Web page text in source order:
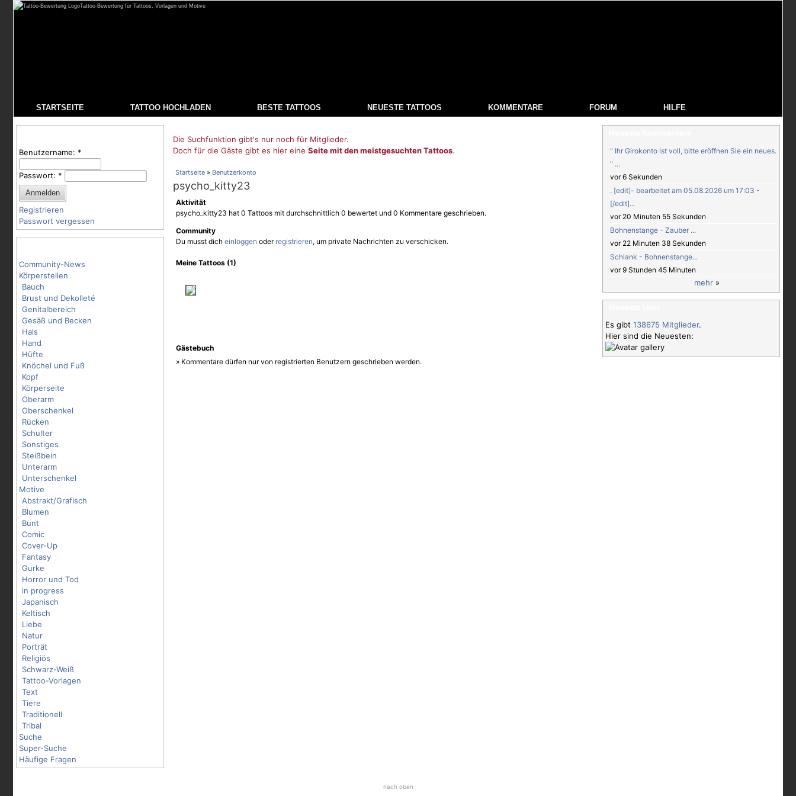
Tattoo-Bewertung für Tattoos, Vorlagen und Motive
STARTSEITE TATTOO HOCHLADEN BESTE TATTOOS NEUESTE TATTOOS KOMMENTARE FORUM HILFE
Benutzername: *
Passwort: *
Registrieren
Passwort vergessen
Community-News
Körperstellen
Bauch
Brust und Dekolleté
Genitalbereich
Gesäß und Becken
Hals
Hand
Hüfte
Knöchel und Fuß
Kopf
Körperseite
Oberarm
Oberschenkel
Rücken
Schulter
Sonstiges
Steißbein
Unterarm
Unterschenkel
Motive
Abstrakt/Grafisch
Blumen
Bunt
Comic
Cover-Up
Fantasy
Gurke
Horror und Tod
in progress
Japanisch
Keltisch
Liebe
Natur
Porträt
Religiös
Schwarz-Weiß
Tattoo-Vorlagen
Text
Tiere
Traditionell
Tribal
Suche
Super-Suche
Häufige Fragen
Die Suchfunktion gibt's nur noch für Mitglieder.
Doch für die Gäste gibt es hier eine Seite mit den meistgesuchten Tattoos.
Startseite » Benutzerkonto
psycho_kitty23
Aktivität
psycho_kitty23 hat 0 Tattoos mit durchschnittlich 0 bewertet und 0 Kommentare geschrieben.
Community
Du musst dich einloggen oder registrieren, um private Nachrichten zu verschicken.
Meine Tattoos (1)
Gästebuch
» Kommentare dürfen nur von registrierten Benutzern geschrieben werden.
" Ihr Girokonto ist voll, bitte eröffnen Sie ein neues.
" ...
vor 6 Sekunden
. [edit]- bearbeitet am 05.08.2026 um 17:03 -
[/edit]...
vor 20 Minuten 55 Sekunden
Bohnenstange - Zauber ...
vor 22 Minuten 38 Sekunden
Schlank - Bohnenstange...
vor 9 Stunden 45 Minuten
mehr »
Es gibt 138675 Mitglieder.
Hier sind die Neuesten:
nach oben